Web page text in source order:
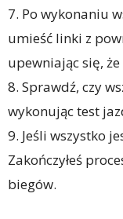
7. Po wykonaniu
umieść linki z
upewniając się,
8. Sprawdź, czy
wykonując test
9. Jeśli wszystko
Zakończyłeś
biegów.